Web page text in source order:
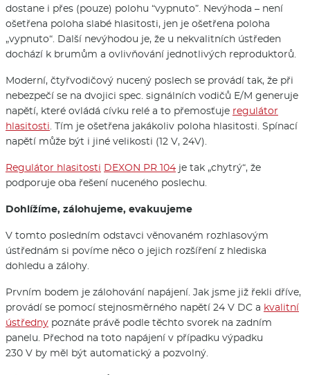
dostane i přes (pouze) polohu “vypnuto”. Nevýhoda – není
ošetřena poloha slabé hlasitosti, jen je ošetřena poloha
„vypnuto“. Další nevýhodou je, že u nekvalitních ústředen
dochází k brumům a ovlivňování jednotlivých reproduktorů.
Moderní, čtyřvodičový nucený poslech se provádí tak, že při
nebezpečí se na dvojici spec. signálních vodičů E/M generuje
napětí, které ovládá cívku relé a to přemosťuje regulátor
hlasitosti. Tím je ošetřena jakákoliv poloha hlasitosti. Spínací
napětí může být i jiné velikosti (12 V, 24V).
Regulátor hlasitosti DEXON PR 104 je tak „chytrý“, že
podporuje oba řešení nuceného poslechu.
Dohlížíme, zálohujeme, evakuujeme
V tomto posledním odstavci věnovaném rozhlasovým
ústřednám si povíme něco o jejich rozšíření z hlediska
dohledu a zálohy.
Prvním bodem je zálohování napájení. Jak jsme již řekli dříve,
provádí se pomocí stejnosměrného napětí 24 V DC a kvalitní
ústředny poznáte právě podle těchto svorek na zadním
panelu. Přechod na toto napájení v případku výpadku
230 V by měl být automatický a pozvolný.